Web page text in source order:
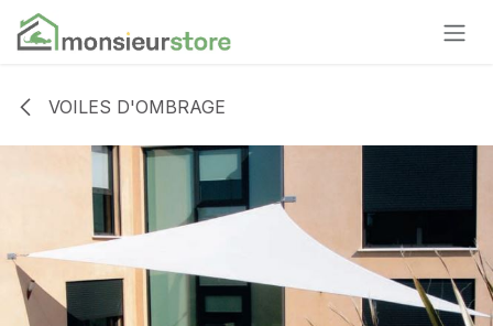
Se rendre au contenu
VOILES D'OMBRAGE